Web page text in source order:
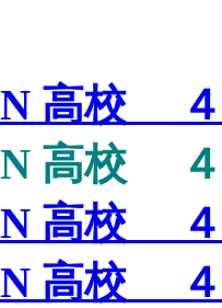
高校 ４
高校 ４
高校 ４
高校 ４